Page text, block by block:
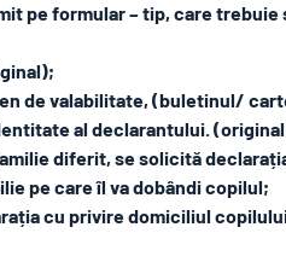
pe formular – tip, care
de valabilitate, (buletinul/
al declarantului.
diferit, se solicită
pe care îl va dobândi copilul;
cu privire domiciliul